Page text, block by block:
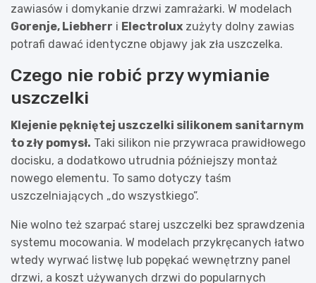
zawiasów i domykanie drzwi zamrażarki. W modelach
Gorenje, Liebherr i Electrolux zużyty dolny zawias
potrafi dawać identyczne objawy jak zła uszczelka.
Czego nie robić przy wymianie
uszczelki
Klejenie pękniętej uszczelki silikonem sanitarnym
to zły pomysł. Taki silikon nie przywraca prawidłowego
docisku, a dodatkowo utrudnia późniejszy montaż
nowego elementu. To samo dotyczy taśm
uszczelniających „do wszystkiego”.
Nie wolno też szarpać starej uszczelki bez sprawdzenia
systemu mocowania. W modelach przykręcanych łatwo
wtedy wyrwać listwę lub popękać wewnętrzny panel
drzwi, a koszt używanych drzwi do popularnych